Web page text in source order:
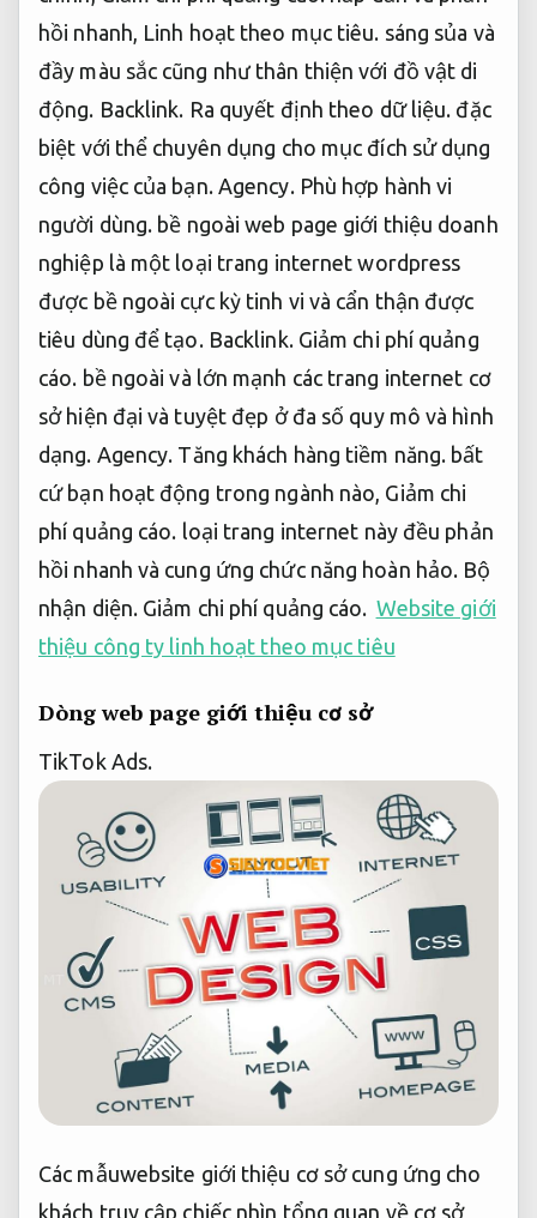
hồi nhanh, Linh hoạt theo mục tiêu. sáng sủa và
đầy màu sắc cũng như thân thiện với đồ vật di
động. Backlink. Ra quyết định theo dữ liệu. đặc
biệt với thể chuyên dụng cho mục đích sử dụng
công việc của bạn. Agency. Phù hợp hành vi
người dùng. bề ngoài web page giới thiệu doanh
nghiệp là một loại trang internet wordpress
được bề ngoài cực kỳ tinh vi và cẩn thận được
tiêu dùng để tạo. Backlink. Giảm chi phí quảng
cáo. bề ngoài và lớn mạnh các trang internet cơ
sở hiện đại và tuyệt đẹp ở đa số quy mô và hình
dạng. Agency. Tăng khách hàng tiềm năng. bất
cứ bạn hoạt động trong ngành nào, Giảm chi
phí quảng cáo. loại trang internet này đều phản
hồi nhanh và cung ứng chức năng hoàn hảo. Bộ
nhận diện. Giảm chi phí quảng cáo. Website giới
thiệu công ty linh hoạt theo mục tiêu
Dòng web page giới thiệu cơ sở
TikTok Ads.
Các mẫuwebsite giới thiệu cơ sở cung ứng cho
khách truy cập chiếc nhìn tổng quan về cơ sở